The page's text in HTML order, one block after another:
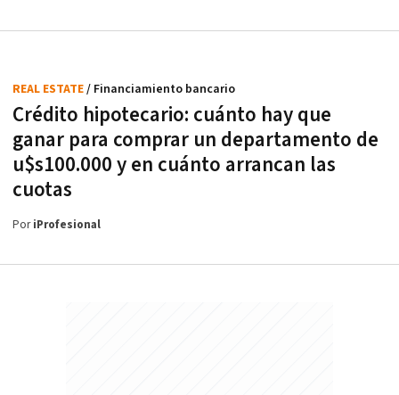
Crédito hipotecario: cuánto hay que
ganar para comprar un departamento de
u$s100.000 y en cuánto arrancan las
cuotas
REAL ESTATE/ Financiamiento bancario
PoriProfesional